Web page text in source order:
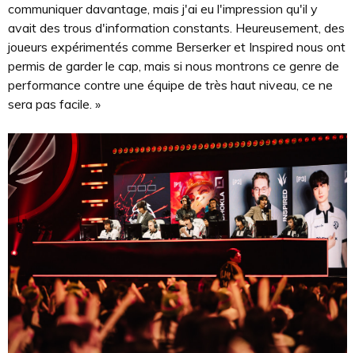
communiquer davantage, mais j'ai eu l'impression qu'il y
avait des trous d'information constants. Heureusement, des
joueurs expérimentés comme Berserker et Inspired nous ont
permis de garder le cap, mais si nous montrons ce genre de
performance contre une équipe de très haut niveau, ce ne
sera pas facile. »